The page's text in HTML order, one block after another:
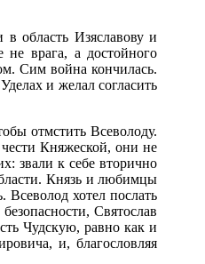
в область Изяславову и
врага, а достойного
Сим война кончилась.
и желал согласить
отмстить Всеволоду.
Княжеской, они не
звали к себе вторично
Князь и любимцы
хотел послать
Святослав
Чудскую, равно как и
и, благословляя